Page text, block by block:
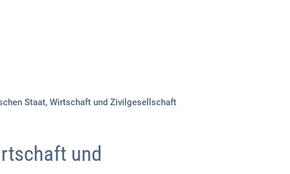
Staat, Wirtschaft und Zivilgesellschaft
und